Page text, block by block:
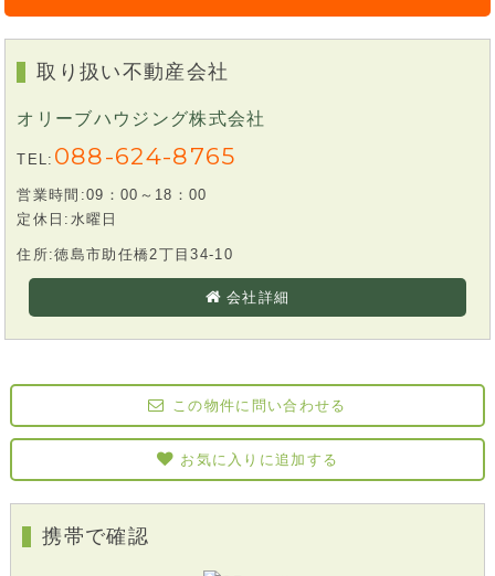
取り扱い不動産会社
オリーブハウジング株式会社
TEL: 088-624-8765
営業時間:09：00～18：00
定休日:水曜日
住所:徳島市助任橋2丁目34-10
会社詳細
この物件に問い合わせる
お気に入りに追加する
携帯で確認